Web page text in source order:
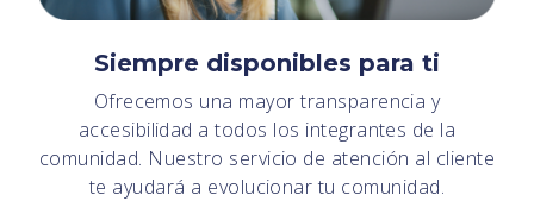
Siempre disponibles para ti
Ofrecemos una mayor transparencia y
accesibilidad a todos los integrantes de la
comunidad. Nuestro servicio de atención al cliente
te ayudará a evolucionar tu comunidad.